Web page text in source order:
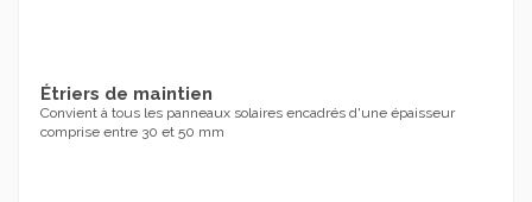
Étriers de maintien
Convient à tous les panneaux solaires encadrés d'une épaisseur
comprise entre 30 et 50 mm